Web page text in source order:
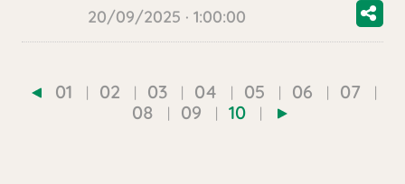
20/09/2025 · 1:00:00
01 02 03 04 05 06
07
08
09 10